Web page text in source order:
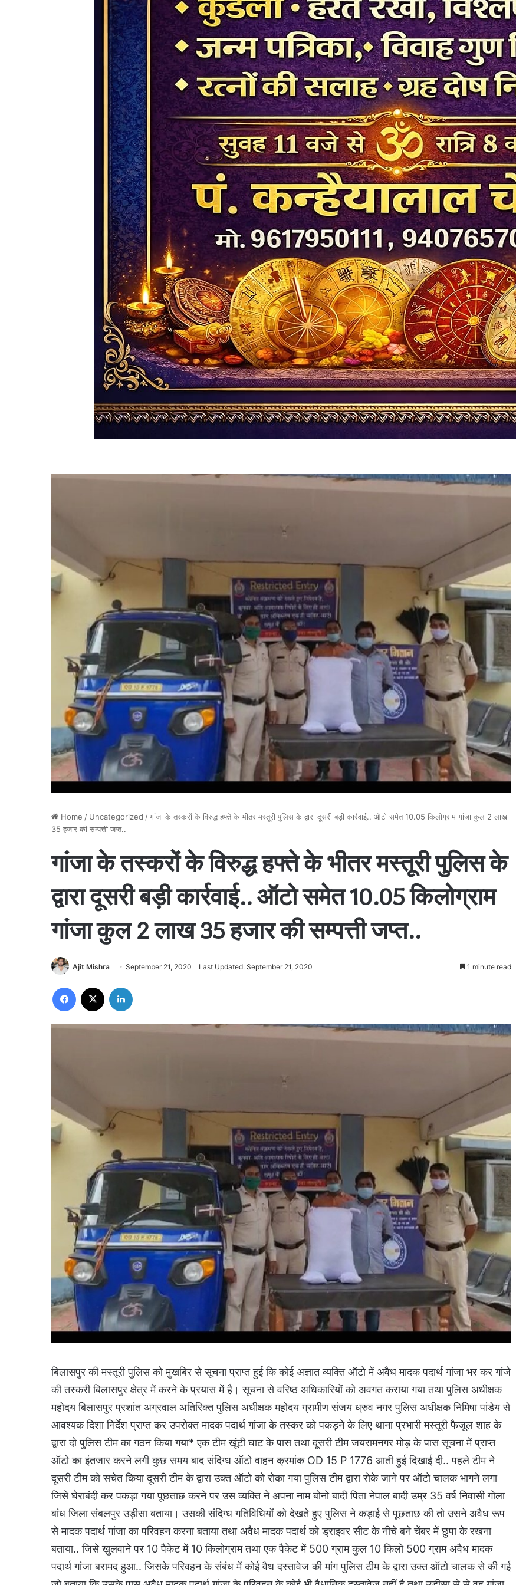
Home / Uncategorized /गांजा के तस्करों के विरुद्ध हफ्ते के भीतर मस्तूरी पुलिस के द्वारा दूसरी बड़ी कार्रवाई.. ऑटो समेत 10.05 किलोग्राम गांजा कुल 2 लाख
35 हजार की सम्पत्ती जप्त..
गांजा के तस्करों के विरुद्ध हफ्ते के भीतर मस्तूरी पुलिस के
द्वारा दूसरी बड़ी कार्रवाई.. ऑटो समेत 10.05 किलोग्राम
गांजा कुल 2 लाख 35 हजार की सम्पत्ती जप्त..
Ajit Mishra September 21, 2020 Last Updated: September 21, 2020 1 minute read
Facebook
बिलासपुर की मस्तूरी पुलिस को मुखबिर से सूचना प्राप्त हुई कि कोई अज्ञात व्यक्ति ऑटो में अवैध मादक पदार्थ गांजा भर कर गांजे
की तस्करी बिलासपुर क्षेत्र में करने के प्रयास में है। सूचना से वरिष्ठ अधिकारियों को अवगत कराया गया तथा पुलिस अधीक्षक
महोदय बिलासपुर प्रशांत अग्रवाल अतिरिक्त पुलिस अधीक्षक महोदय ग्रामीण संजय ध्रुव नगर पुलिस अधीक्षक निमिषा पांडेय से
आवश्यक दिशा निर्देश प्राप्त कर उपरोक्त मादक पदार्थ गांजा के तस्कर को पकड़ने के लिए थाना प्रभारी मस्तूरी फैजूल शाह के
द्वारा दो पुलिस टीम का गठन किया गया* एक टीम खूंटी घाट के पास तथा दूसरी टीम जयरामनगर मोड़ के पास सूचना में प्राप्त
ऑटो का इंतजार करने लगी कुछ समय बाद संदिग्ध ऑटो वाहन क्रमांक OD 15 P 1776 आती हुई दिखाई दी.. पहले टीम ने
दूसरी टीम को सचेत किया दूसरी टीम के द्वारा उक्त ऑटो को रोका गया पुलिस टीम द्वारा रोके जाने पर ऑटो चालक भागने लगा
जिसे घेराबंदी कर पकड़ा गया पूछताछ करने पर उस व्यक्ति ने अपना नाम बोनो बादी पिता नेपाल बादी उम्र 35 वर्ष निवासी गोला
बांध जिला संबलपुर उड़ीसा बताया। उसकी संदिग्ध गतिविधियों को देखते हुए पुलिस ने कड़ाई से पूछताछ की तो उसने अवैध रूप
से मादक पदार्थ गांजा का परिवहन करना बताया तथा अवैध मादक पदार्थ को ड्राइवर सीट के नीचे बने चेंबर में छुपा के रखना
बताया.. जिसे खुलवाने पर 10 पैकेट में 10 किलोग्राम तथा एक पैकेट में 500 ग्राम कुल 10 किलो 500 ग्राम अवैध मादक
पदार्थ गांजा बरामद हुआ.. जिसके परिवहन के संबंध में कोई वैध दस्तावेज की मांग पुलिस टीम के द्वारा उक्त ऑटो चालक से की गई